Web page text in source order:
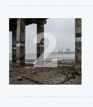
2